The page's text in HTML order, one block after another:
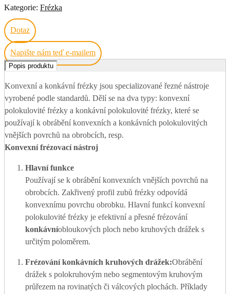
Kategorie: Frézka
Dotaz
Napište nám teď e-mailem
Popis produktu
Konvexní a konkávní frézky jsou specializované řezné nástroje
vyrobené podle standardů. Dělí se na dva typy: konvexní
polokulovité frézky a konkávní polokulovité frézky, které se
používají k obrábění konvexních a konkávních polokulovitých
vnějších povrchů na obrobcích, resp.
Konvexní frézovací nástroj
Hlavní funkce
Používají se k obrábění konvexních vnějších povrchů na
obrobcích. Zakřivený profil zubů frézky odpovídá
konvexnímu povrchu obrobku. Hlavní funkcí konvexní
polokulovité frézky je efektivní a přesné frézování
konkávníobloukových ploch nebo kruhových drážek s
určitým poloměrem.
Frézování konkávních kruhových drážek:Obrábění
drážek s polokruhovým nebo segmentovým kruhovým
průřezem na rovinatých či válcových plochách. Příklady